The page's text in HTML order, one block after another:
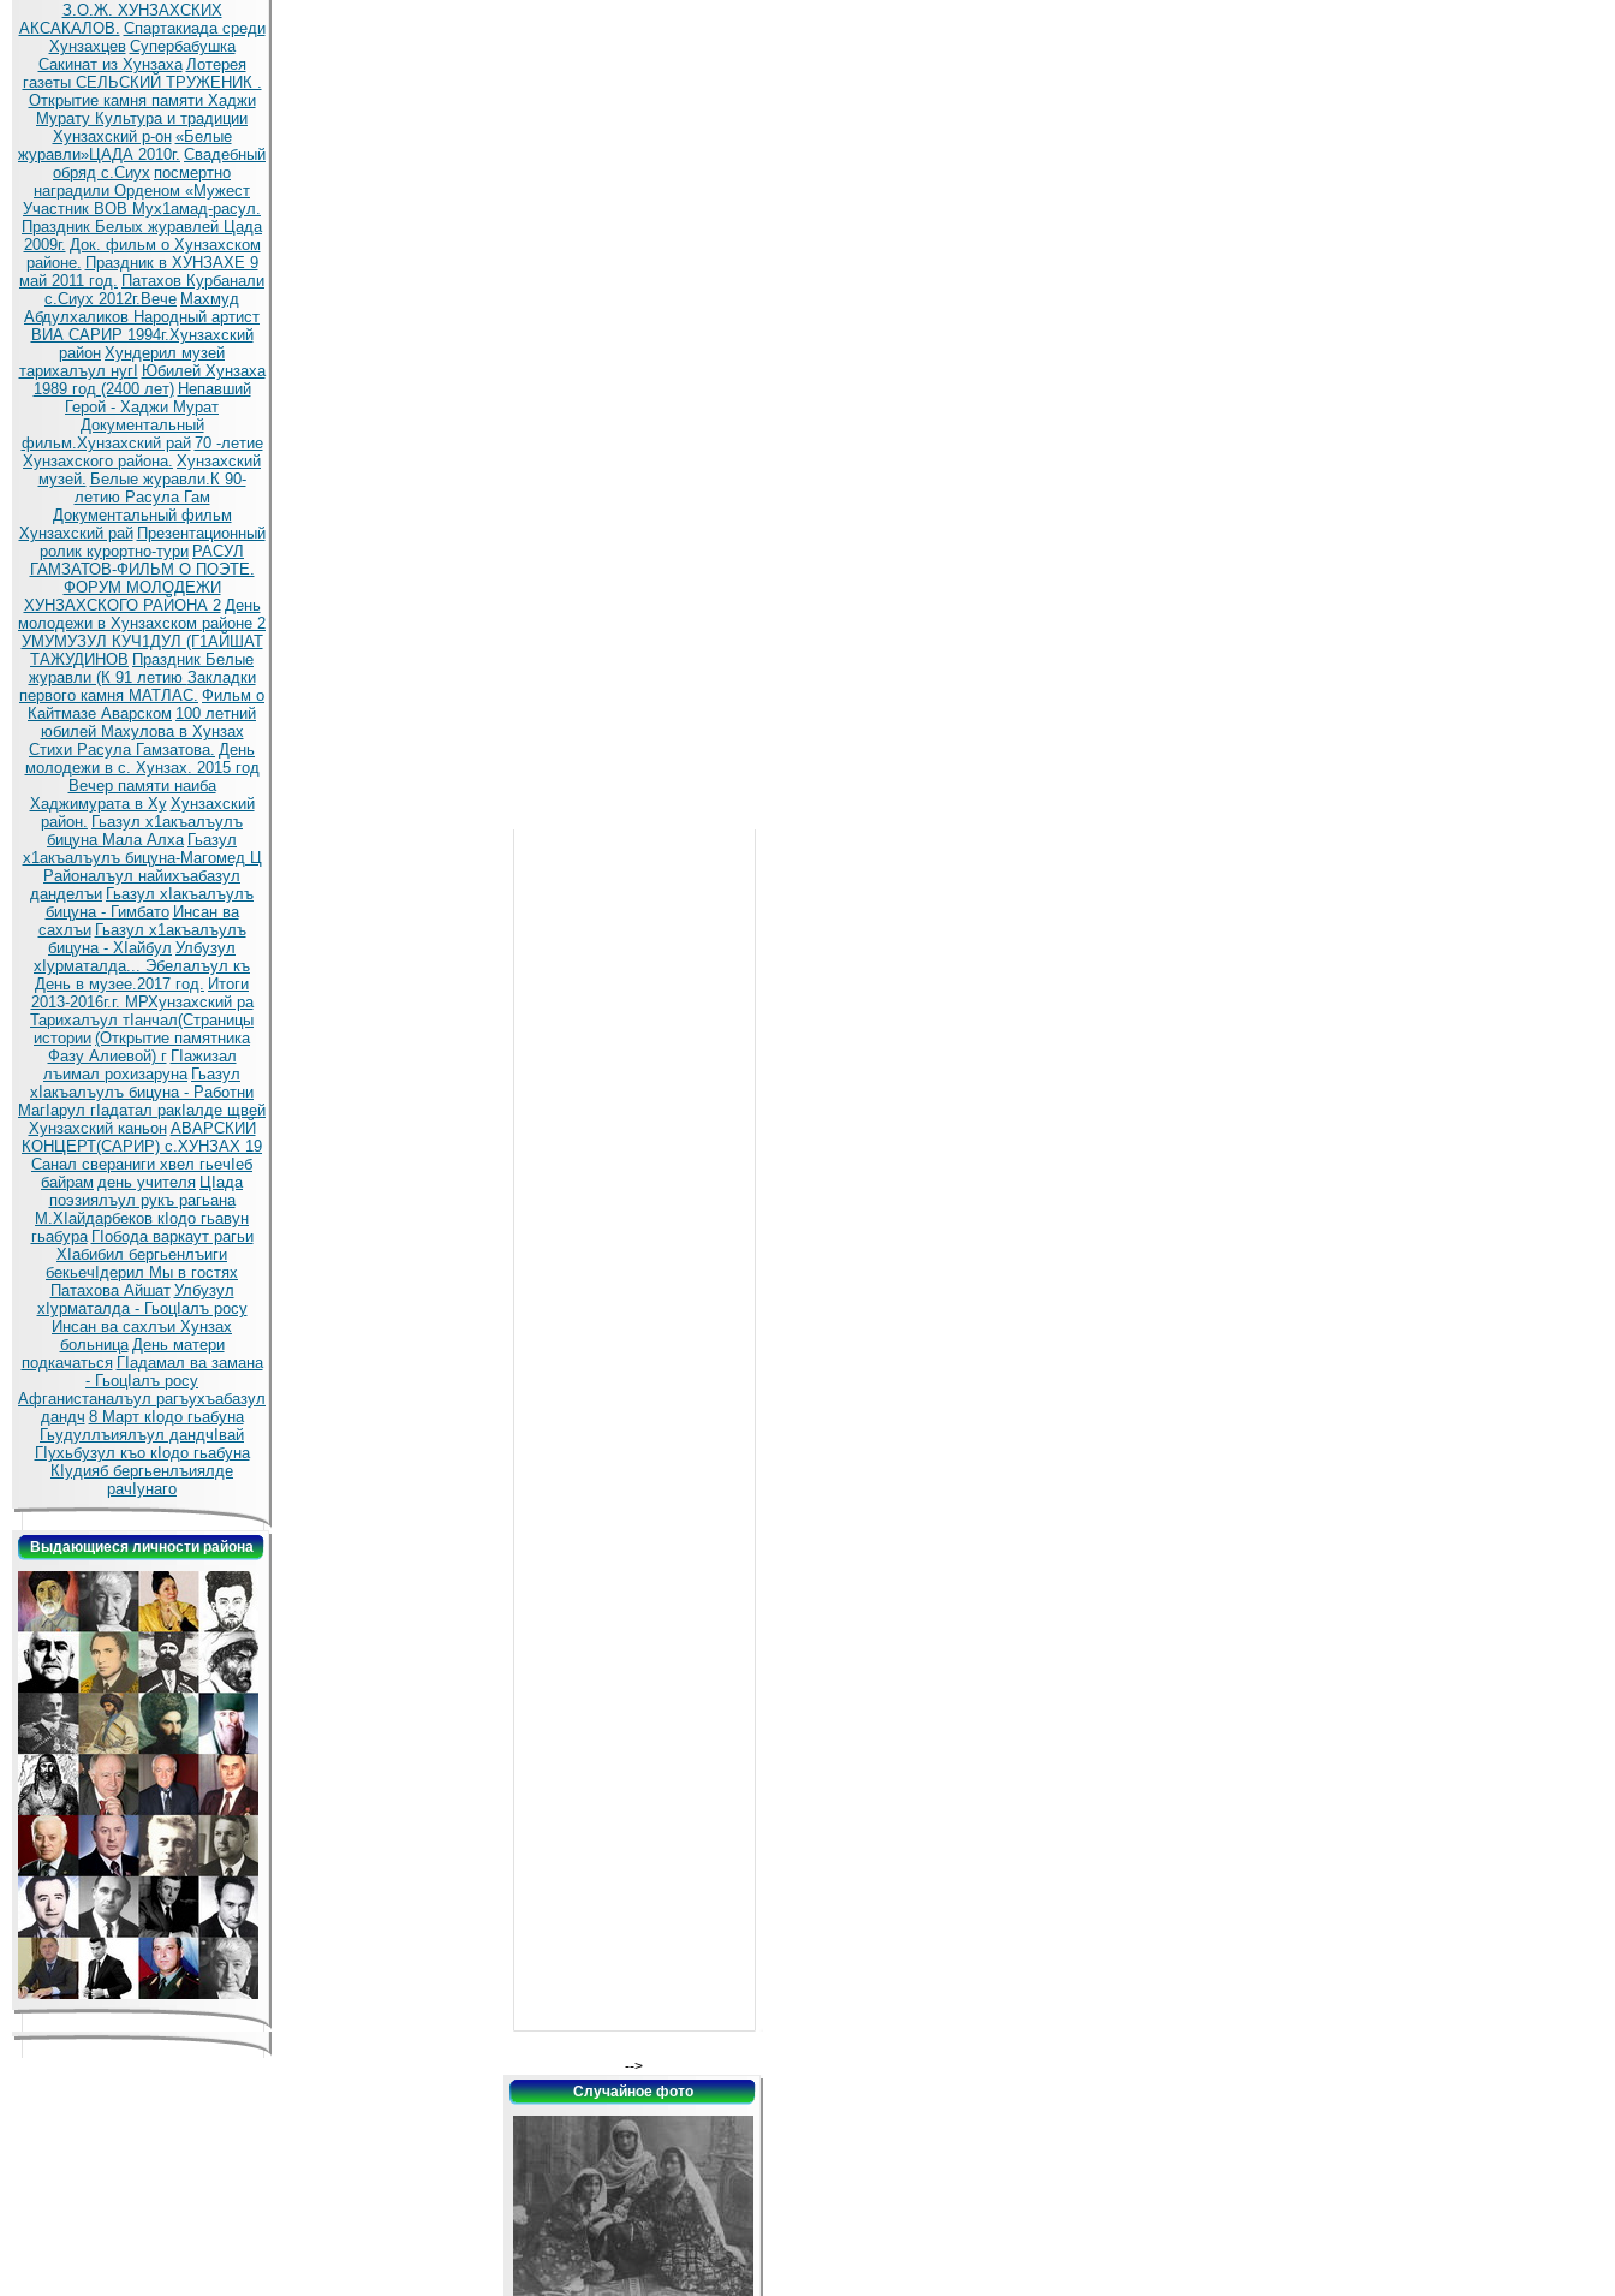
З.О.Ж. ХУНЗАХСКИХ
АКСАКАЛОВ. Спартакиада среди
Хунзахцев Супербабушка
Сакинат из Хунзаха Лотерея
газеты СЕЛЬСКИЙ ТРУЖЕНИК .
Открытие камня памяти Хаджи
Мурату Культура и традиции
Хунзахский р-он «Белые
журавли»ЦАДА 2010г. Cвадебный
обряд c.Сиух посмертно
наградили Орденом «Мужест
Участник ВОВ Мух1амад-расул.
Праздник Белых журавлей Цада
2009г. Док. фильм о Хунзахском
районе. Праздник в ХУНЗАХЕ 9
май 2011 год. Патахов Курбанали
с.Сиух 2012г.Вече Махмуд
Абдулхаликов Народный артист
ВИА САРИР 1994г.Хунзахский
район Хундерил музей
тарихалъул нугI Юбилей Хунзаха
1989 год (2400 лет) Непавший
Герой - Хаджи Мурат
Документальный
фильм.Хунзахский рай 70 -летие
Хунзахского района. Хунзахский
музей. Белые журавли.К 90-
летию Расула Гам
Документальный фильм
Хунзахский рай Презентационный
ролик курортно-тури РАСУЛ
ГАМЗАТОВ-ФИЛЬМ О ПОЭТЕ.
ФОРУМ МОЛОДЕЖИ
ХУНЗАХСКОГО РАЙОНА 2 День
молодежи в Хунзахском районе 2
УМУМУЗУЛ КУЧ1ДУЛ (Г1АЙШАТ
ТАЖУДИНОВ Праздник Белые
журавли (К 91 летию Закладки
первого камня МАТЛАС. Фильм о
Кайтмазе Аварском 100 летний
юбилей Махулова в Хунзах
Стихи Расула Гамзатова. День
молодежи в с. Хунзах. 2015 год
Вечер памяти наиба
Хаджимурата в Ху Хунзахский
район. Гьазул х1акъалъулъ
бицуна Мала Алха Гьазул
х1акъалъулъ бицуна-Магомед Ц
Районалъул найихъабазул
данделъи Гьазул хIакъалъулъ
бицуна - Гимбато Инсан ва
сахлъи Гьазул х1акъалъулъ
бицуна - ХIайбул Улбузул
хIурматалда... Эбелалъул къ
День в музее.2017 год. Итоги
2013-2016г.г. МРХунзахский ра
Тарихалъул тIанчал(Страницы
истории (Открытие памятника
Фазу Алиевой) г ГIажизал
лъимал рохизаруна Гьазул
хIакъалъулъ бицуна - Работни
МагIарул гIадатал ракIалде щвей
Хунзахский каньон АВАРСКИЙ
КОНЦЕРТ(САРИР) с.ХУНЗАХ 19
Санал свераниги хвел гьечIеб
байрам день учителя ЦIада
поэзиялъул рукъ рагьана
М.ХIайдарбеков кIодо гьавун
гьабура ГIобода варкаут рагьи
ХIабибил бергьенлъиги
бекьечIдерил Мы в гостях
Патахова Айшат Улбузул
хIурматалда - ГьоцIалъ росу
Инсан ва сахлъи Хунзах
больница День матери
подкачаться ГIадамал ва замана
- ГьоцIалъ росу
Афганистаналъул рагъухъабазул
дандч 8 Март кIодо гьабуна
Гьудуллъиялъул дандчIвай
ГIухьбузул къо кIодо гьабуна
КIудияб бергьенлъиялде
рачIунаго
Выдающиеся личности района
-->
Случайное фото